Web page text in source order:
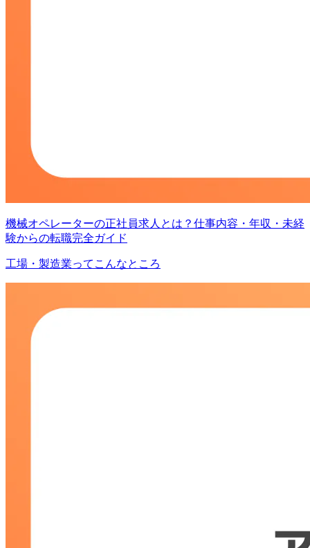
機械オペレーターの正社員求人とは？仕事内容・年収・未経
験からの転職完全ガイド
工場・製造業ってこんなところ